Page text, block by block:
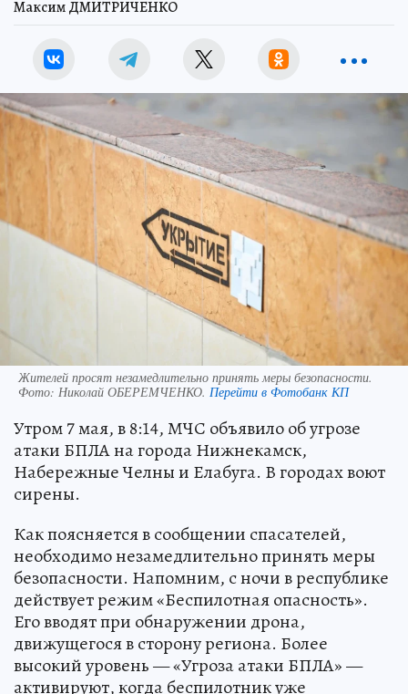
Максим ДМИТРИЧЕНКО
Жителей просят незамедлительно принять меры безопасности.
Фото: Николай ОБЕРЕМЧЕНКО. Перейти в Фотобанк КП
Утром 7 мая, в 8:14, МЧС объявило об угрозе
атаки БПЛА на города Нижнекамск,
Набережные Челны и Елабуга. В городах воют
сирены.
Как поясняется в сообщении спасателей,
необходимо незамедлительно принять меры
безопасности. Напомним, с ночи в республике
действует режим «Беспилотная опасность».
Его вводят при обнаружении дрона,
движущегося в сторону региона. Более
высокий уровень — «Угроза атаки БПЛА» —
активируют, когда беспилотник уже